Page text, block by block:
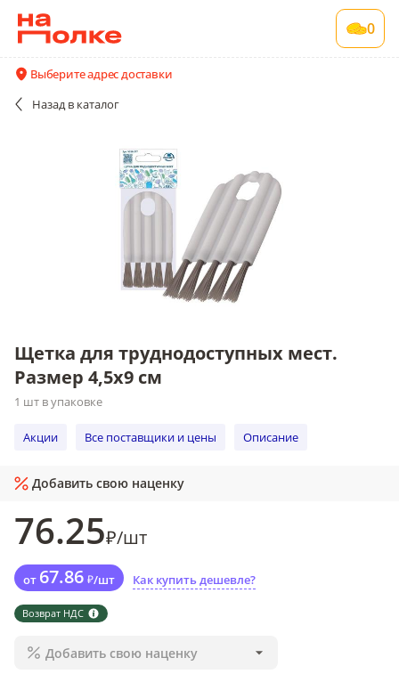
0
Выберите адрес доставки
Назад в каталог
Щетка для труднодоступных мест. Размер
4,5х9 см
Щетка для труднодоступных мест.
Размер 4,5х9 см
1 шт в упаковке
Акции Все поставщики и цены Описание
Добавить свою наценку
76.25₽/шт
от 67.86 ₽/шт Как купить дешевле?
Возврат НДС
Добавить свою наценку